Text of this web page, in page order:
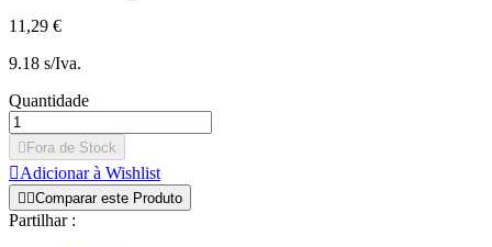
11,29 €
9.18 s/Iva.
Quantidade
 Fora de Stock
Adicionar à Wishlist
 Comparar este Produto
Partilhar :